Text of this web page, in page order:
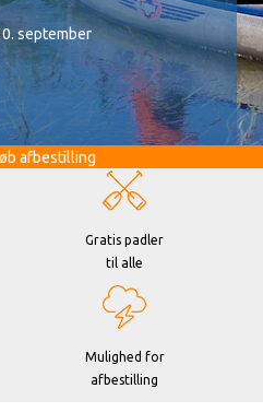
september
afbestilling
Gratis padler
til alle
Mulighed for
afbestilling